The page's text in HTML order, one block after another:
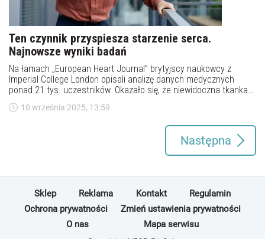
Ten czynnik przyspiesza starzenie serca.
Najnowsze wyniki badań
Na łamach „European Heart Journal” brytyjscy naukowcy z
Imperial College London opisali analizę danych medycznych
ponad 21 tys. uczestników. Okazało się, że niewidoczna tkanka
tłuszczowa otaczająca narządy wewnętrzne, czyli tzw. tłuszcz
trzewny, może znacząco przyspieszać proces starzenia serca.
10 września 2025, 13:59
Następna
Sklep Reklama Kontakt
Regulamin
Ochrona prywatności
Zmień ustawienia prywatności
O nas
Mapa serwisu